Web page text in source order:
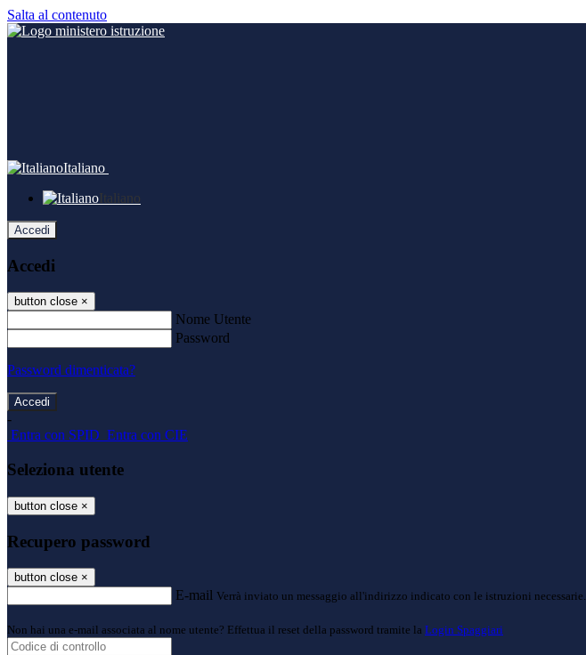
Salta al contenuto
Italiano
Italiano
Accedi
Accedi
button close ×
Nome Utente
Password
Password dimenticata?
-
Entra con SPID Entra con CIE
Seleziona utente
button close ×
Recupero password
button close ×
E-mail Verrà inviato un messaggio all'indirizzo indicato con le istruzioni necessarie.
Non hai una e-mail associata al nome utente? Effettua il reset della password tramite la Login Spaggiari